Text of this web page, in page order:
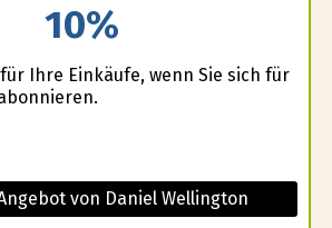
10%
Ihre Einkäufe, wenn Sie sich für
von Daniel Wellington